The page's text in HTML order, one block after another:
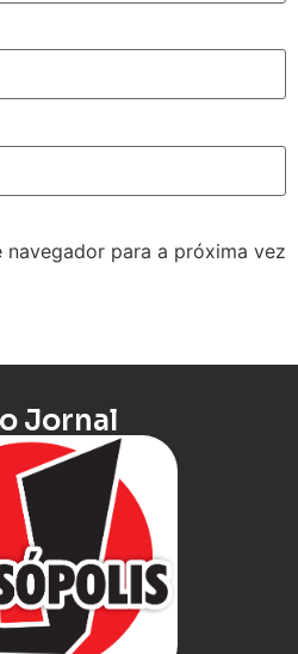
navegador para a próxima vez
Jornal